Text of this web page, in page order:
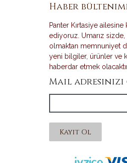
Haber
Panter Kırtasiye
ediyoruz. Umarız
olmaktan memnuniyet
yeni bilgiler, ürünler ve
haberdar etmek
Mail
Kayıt Ol